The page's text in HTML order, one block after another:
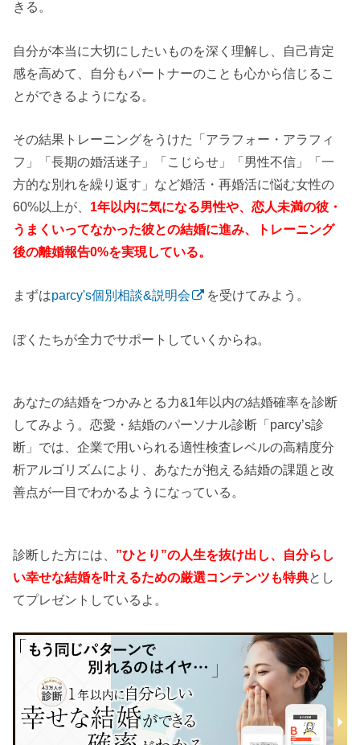
きる。
自分が本当に大切にしたいものを深く理解し、自己肯定
感を高めて、自分もパートナーのことも心から信じるこ
とができるようになる。
その結果トレーニングをうけた「アラフォー・アラフィ
フ」「長期の婚活迷子」「こじらせ」「男性不信」「一
方的な別れを繰り返す」など婚活・再婚活に悩む女性の
60%以上が、 1年以内に気になる男性や、恋人未満の彼・
うまくいってなかった彼との結婚に進み、トレーニング
後の離婚報告0%を実現している。
まずはparcy's個別相談&説明会 を受けてみよう。
ぼくたちが全力でサポートしていくからね。
あなたの結婚をつかみとる力&1年以内の結婚確率を診断
してみよう。恋愛・結婚のパーソナル診断「parcy’s診
断」では、企業で用いられる適性検査レベルの高精度分
析アルゴリズムにより、あなたが抱える結婚の課題と改
善点が一目でわかるようになっている。
診断した方には、 ”ひとり”の人生を抜け出し、自分らし
い幸せな結婚を叶えるための厳選コンテンツも特典とし
てプレゼントしているよ。